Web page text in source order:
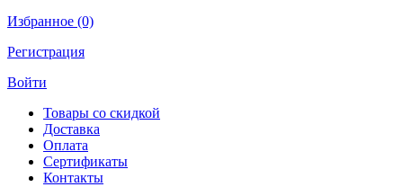
Избранное (0)
Регистрация
Войти
Товары со скидкой
Доставка
Оплата
Сертификаты
Контакты